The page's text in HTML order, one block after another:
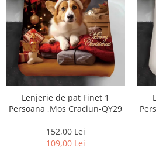
Lenjerie de pat Finet 1
Persoana ,Mos Craciun-QY29
152,00 Lei
109,00 Lei